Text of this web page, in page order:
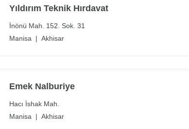
Yıldırım Teknik Hırdavat
İnönü Mah. 152. Sok. 31
Manisa | Akhisar
Emek Nalburiye
Hacı İshak Mah.
Manisa | Akhisar